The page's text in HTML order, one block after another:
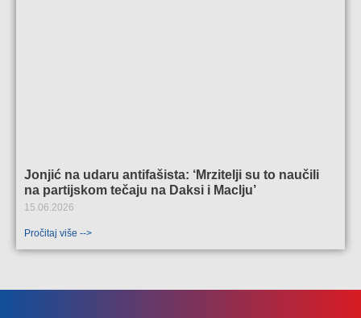
Jonjić na udaru antifašista: ‘Mrzitelji su to naučili
na partijskom tečaju na Daksi i Maclju’
15.06.2026
Pročitaj više -->